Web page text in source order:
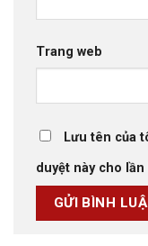
Trang web
Lưu tên của
duyệt này cho